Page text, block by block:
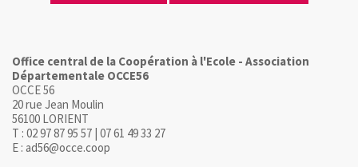
Office central de la Coopération à l'Ecole - Association
Départementale OCCE56
OCCE 56
20 rue Jean Moulin
56100 LORIENT
T : 02 97 87 95 57 | 07 61 49 33 27
E : ad56@occe.coop